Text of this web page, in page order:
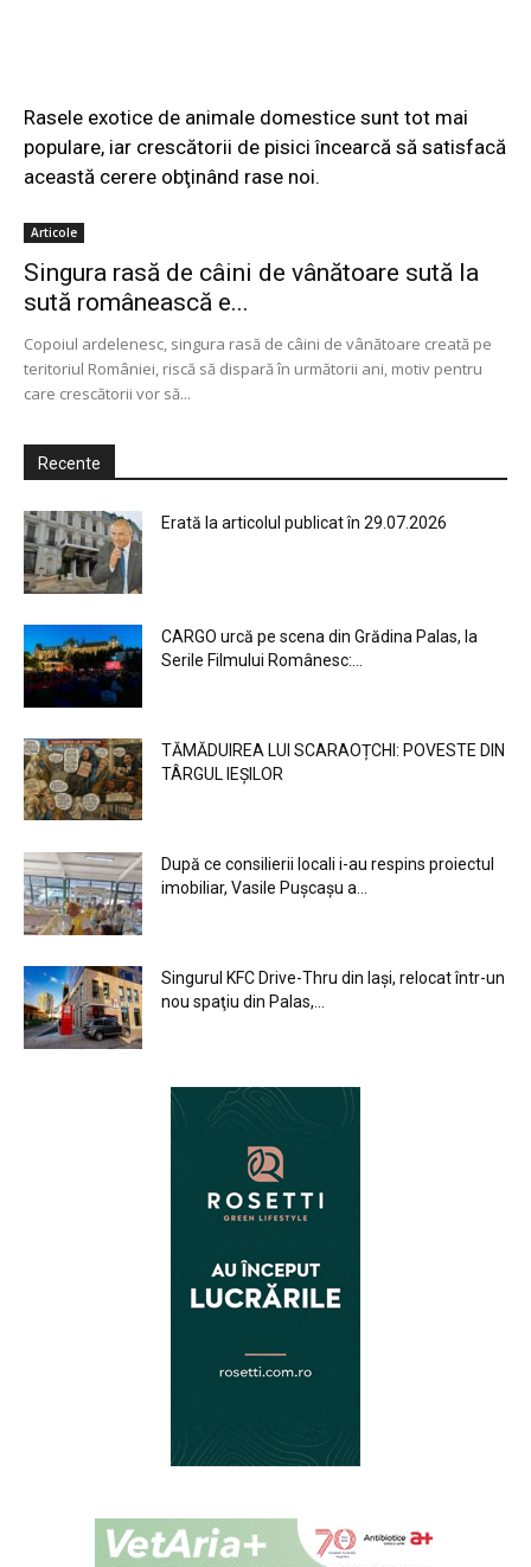
Rasele exotice de animale domestice sunt tot mai
populare, iar crescătorii de pisici încearcă să satisfacă
această cerere obţinând rase noi.
Articole
Singura rasă de câini de vânătoare sută la
sută românească e...
Copoiul ardelenesc, singura rasă de câini de vânătoare creată pe
teritoriul României, riscă să dispară în următorii ani, motiv pentru
care crescătorii vor să...
Recente
Erată la articolul publicat în 29.07.2026
CARGO urcă pe scena din Grădina Palas, la
Serile Filmului Românesc:...
TĂMĂDUIREA LUI SCARAOȚCHI: POVESTE DIN
TÂRGUL IEȘILOR
După ce consilierii locali i-au respins proiectul
imobiliar, Vasile Pușcașu a...
Singurul KFC Drive-Thru din Iași, relocat într-un
nou spaţiu din Palas,...